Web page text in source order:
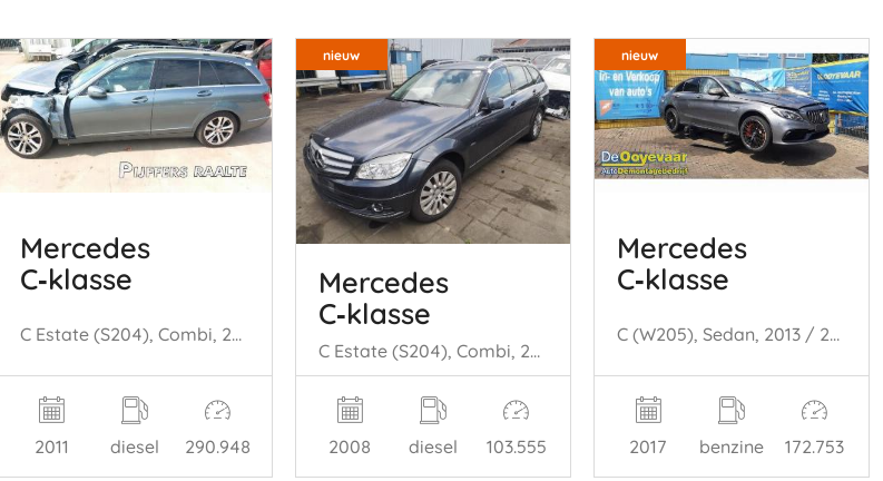
Mercedes
C‑klasse
C Estate (S204), Combi, 2007 / 2014 2.2 C-200 CDI 16V BlueEFFICIENCY
2011 diesel 290.948
nieuw
Mercedes
C‑klasse
C Estate (S204), Combi, 2007 / 2014 2.2 C-220 CDI 16V
2008 diesel 103.555
nieuw
Mercedes
C‑klasse
C (W205), Sedan, 2013 / 2021 C-63 S,Edition 1 AMG 4.0 V8 Biturbo
2017 benzine 172.753